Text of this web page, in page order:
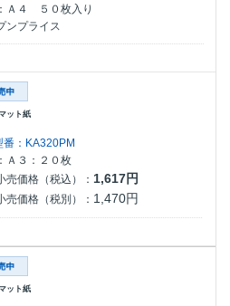
Ａ４ ５０枚入り
ンプライス
ット紙
番：KA320PM
Ａ３：２０枚
売価格（税込）： 1,617円
売価格（税別）： 1,470円
ット紙